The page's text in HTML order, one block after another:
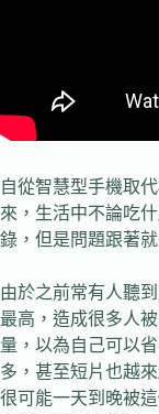
自從智慧型手機取
來，生活中不論吃
錄，但是問題跟著
由於之前常有人聽
最高，造成很多人
量，以為自己可以
多，甚至短片也越
很可能一天到晚被